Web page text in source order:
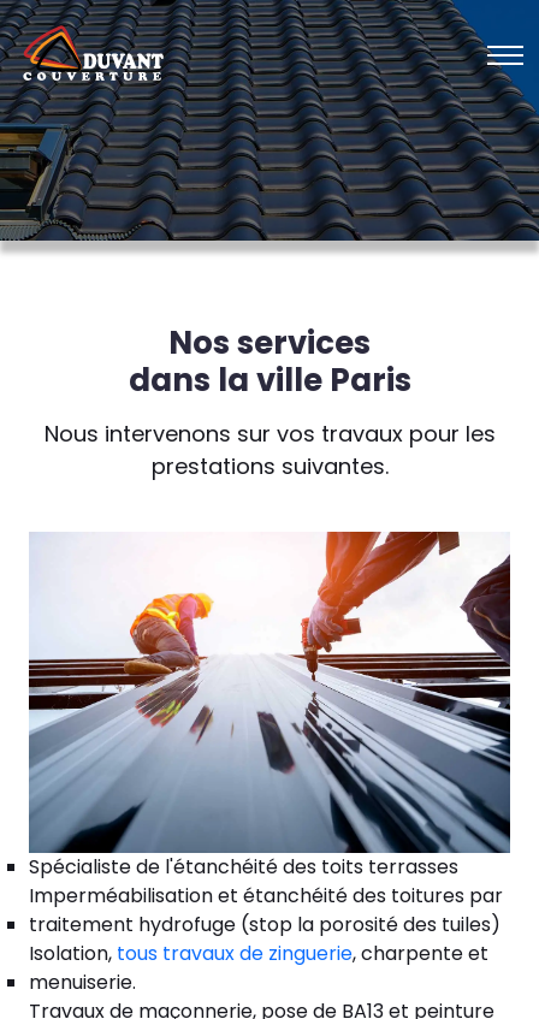
Nos services
dans la ville Paris
Nous intervenons sur vos travaux pour les
prestations suivantes.
Spécialiste de l'étanchéité des toits terrasses
Imperméabilisation et étanchéité des toitures par
traitement hydrofuge (stop la porosité des tuiles)
Isolation, tous travaux de zinguerie, charpente et
menuiserie.
Travaux de maçonnerie, pose de BA13 et peinture